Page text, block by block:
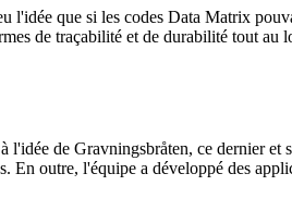
que si les codes Data Matrix
de traçabilité et de durabilité tout
de Gravningsbråten, ce dernier
outre, l'équipe a développé des